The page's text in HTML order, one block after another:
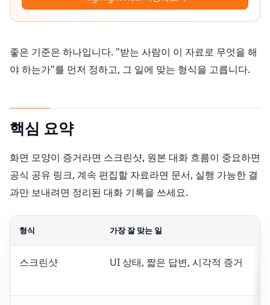
좋은 기준은 하나입니다. "받는 사람이 이 자료로 무엇을 해
야 하는가"를 먼저 정하고, 그 일에 맞는 형식을 고릅니다.
핵심 요약
화면 모양이 증거라면 스크린샷, 원본 대화 흐름이 중요하면
공식 공유 링크, 계속 편집할 자료라면 문서, 실행 가능한 결
과만 보내려면 정리된 대화 기록을 쓰세요.
형식 가장 잘 맞는 일
스크린샷 UI 상태, 짧은 답변, 시각적 증거